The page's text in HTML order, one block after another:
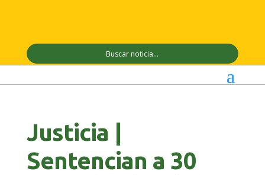
Justicia |
Sentencian a 30